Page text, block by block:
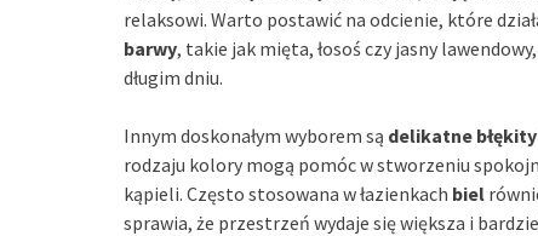
relaksowi. Warto postawić na odcienie, które
barwy, takie jak mięta, łosoś czy jasny
długim dniu.
Innym doskonałym wyborem są delikatne błękity
rodzaju kolory mogą pomóc w stworzeniu
kąpieli. Często stosowana w łazienkach biel
sprawia, że przestrzeń wydaje się większa i